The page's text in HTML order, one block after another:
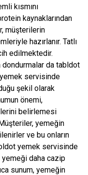
kısmını
kaynaklarından
müşterilerin
hazırlanır. Tatlı
edilmektedir.
dondurmalar da tabldot
servisinde
şekil olarak
önemi,
belirlemesi
yemeğin
ve bu onların
yemek servisinde
daha cazip
sunum, yemeğin